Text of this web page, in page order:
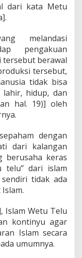
dari kata Metu
melandasi
pengakuan
tersebut berawal
tersebut,
tidak bisa
hidup, dan
hal. 19)] oleh
dengan
dari kalangan
berusaha keras
telu” dari islam
tidak ada
Islam Wetu Telu
kontinyu agar
Islam secara
umumnya.